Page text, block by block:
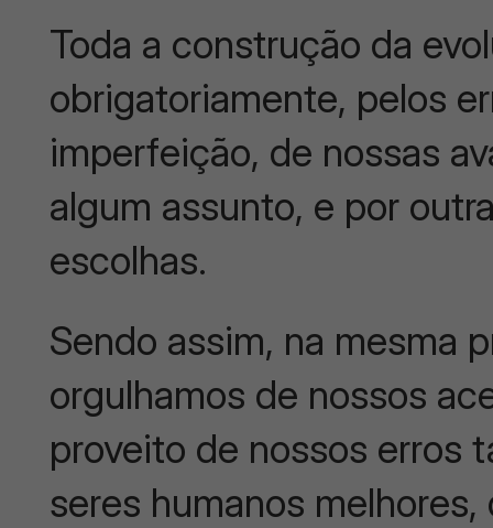
Toda a construção da
obrigatoriamente, pelos
imperfeição, de nossas
algum assunto, e por
escolhas.
Sendo assim, na mesma
orgulhamos de nossos
proveito de nossos erros
seres humanos